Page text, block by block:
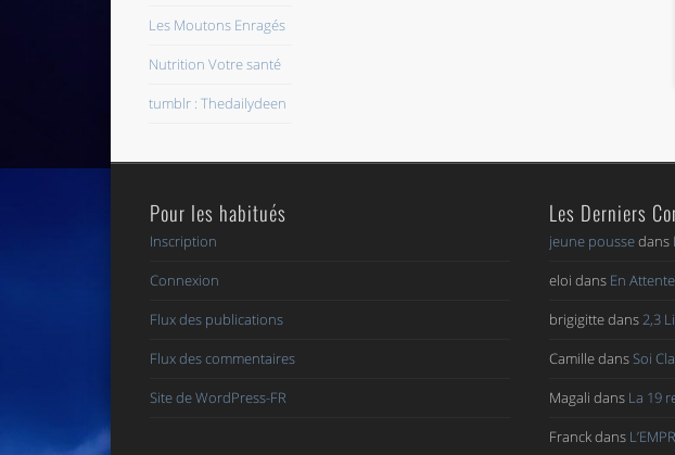
Les Moutons Enragés
Nutrition Votre santé
tumblr : Thedailydeen
Pour les habitués
Inscription
Connexion
Flux des publications
Flux des commentaires
Site de WordPress-FR
Les Derniers
jeune poussedans
eloi dans En
brigigittedans2,3
CamilledansSoi
Magali dans La 19
Franckdans